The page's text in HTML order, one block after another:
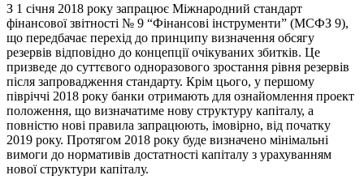
З 1 січня 2018 року запрацює Міжнародний стандарт
фінансової звітності № 9 “Фінансові інструменти” (МСФЗ 9),
що передбачає перехід до принципу визначення обсягу
резервів відповідно до концепції очікуваних збитків. Це
призведе до суттєвого одноразового зростання рівня резервів
після запровадження стандарту. Крім цього, у першому
півріччі 2018 року банки отримають для ознайомлення проект
положення, що визначатиме нову структуру капіталу, а
повністю нові правила запрацюють, імовірно, від початку
2019 року. Протягом 2018 року буде визначено мінімальні
вимоги до нормативів достатності капіталу з урахуванням
нової структури капіталу.